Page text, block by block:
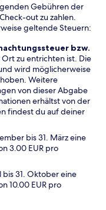
Gebühren der
out zu zahlen.
geltende Steuern:
bzw.
Ort zu entrichten ist. Die
wird möglicherweise
Weitere
von dieser Abgabe
erhältst von der
findest du auf deiner
bis 31. März eine
3.00 EUR pro
bis 31. Oktober eine
10.00 EUR pro